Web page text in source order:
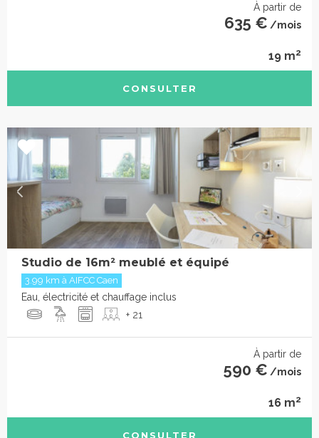
À partir de
635 € /mois
19 m2
CONSULTER
Studio de 16m² meublé et équipé
3.99 km à AIFCC Caen
Eau, électricité et chauffage inclus
+ 21
À partir de
590 € /mois
16 m2
CONSULTER